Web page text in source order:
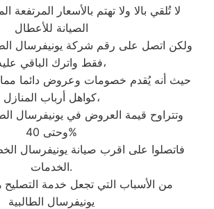
لا تُلقي بالا ولا تهتم بالأسعار
الصيانة للأعطال
ولكن اتصل على رقم شركة يونيفرسال
فقط واترك الباقي عليه،
حيث أنه يُقدم خصومات وعروض دائما مما
كواهل أرباب المنازل،
وحتى 40%
فاتصلوا على اقرب صيانة يونيفرسال
الخدمات.
من الأسباب التي تجعل خدمة التصليح
يونيفرسال الطالبية